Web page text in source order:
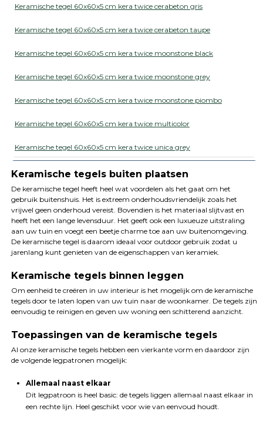
Keramische tegel 60x60x5 cm kera twice cerabeton gris
Keramische tegel 60x60x5 cm kera twice cerabeton taupe
Keramische tegel 60x60x5 cm kera twice moonstone black
Keramische tegel 60x60x5 cm kera twice moonstone grey
Keramische tegel 60x60x5 cm kera twice moonstone piombo
Keramische tegel 60x60x5 cm kera twice multicolor
Keramische tegel 60x60x5 cm kera twice unica grey
Keramische tegels buiten plaatsen
De keramische tegel heeft heel wat voordelen als het gaat om het
gebruik buitenshuis. Het is extreem onderhoudsvriendelijk zoals het
vrijwel geen onderhoud vereist. Bovendien is het materiaal slijtvast en
heeft het een lange levensduur. Het geeft ook een luxueuze uitstraling
aan uw tuin en voegt een beetje charme toe aan uw buitenomgeving.
De keramische tegel is daarom ideaal voor outdoor gebruik zodat u
jarenlang kunt genieten van de eigenschappen van keramiek.
Keramische tegels binnen leggen
Om eenheid te creëren in uw interieur is het mogelijk om de keramische
tegels door te laten lopen van uw tuin naar de woonkamer. De tegels zijn
eenvoudig te reinigen en geven uw woning een schitterend aanzicht.
Toepassingen van de keramische tegels
Al onze keramische tegels hebben een vierkante vorm en daardoor zijn
de volgende legpatronen mogelijk:
Allemaal naast elkaar
Dit legpatroon is heel basic: de tegels liggen allemaal naast elkaar in
een rechte lijn. Heel geschikt voor wie van eenvoud houdt.